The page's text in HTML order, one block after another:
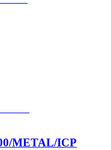
METAL/ICP